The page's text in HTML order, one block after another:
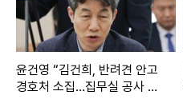
윤건영 “김건희, 반려견 안고
경호처 소집…집무실 공사 지